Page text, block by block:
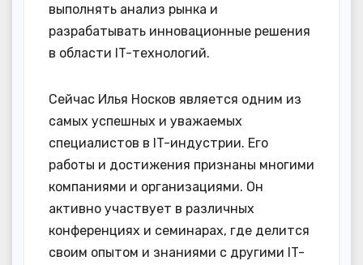
выполнять анализ рынка и
разрабатывать инновационные решения
в области IT-технологий.
Сейчас Илья Носков является одним из
самых успешных и уважаемых
специалистов в IT-индустрии. Его
работы и достижения признаны многими
компаниями и организациями. Он
активно участвует в различных
конференциях и семинарах, где делится
своим опытом и знаниями с другими IT-